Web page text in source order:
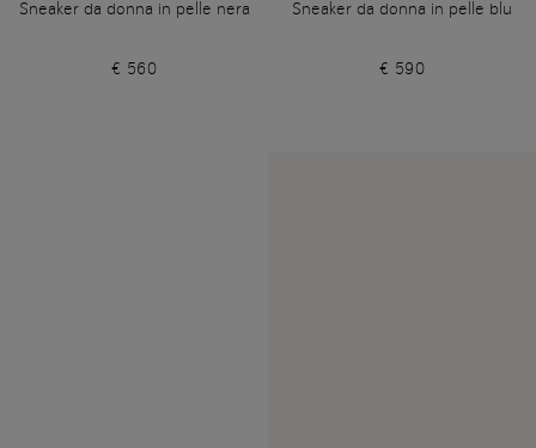
Sneaker da donna in pelle nera
€ 560
Sneaker da donna in pelle blu
€ 590